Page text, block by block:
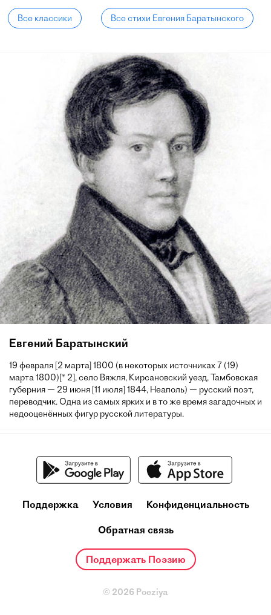
Все классики Все стихи Евгения Баратынского
Евгений Баратынский
19 февраля [2 марта] 1800 (в некоторых источниках 7 (19)
марта 1800)[* 2], село Вяжля, Кирсановский уезд, Тамбовская
губерния — 29 июня [11 июля] 1844, Неаполь) — русский поэт,
переводчик. Одна из самых ярких и в то же время загадочных и
недооценённых фигур русской литературы.
Поддержка Условия Конфиденциальность
Обратная связь
Поддержать Поэзию
© 2026 Poeziya